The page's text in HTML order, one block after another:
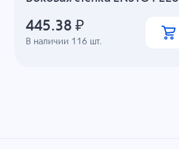
В наличии 116 шт.
445.38 ₽